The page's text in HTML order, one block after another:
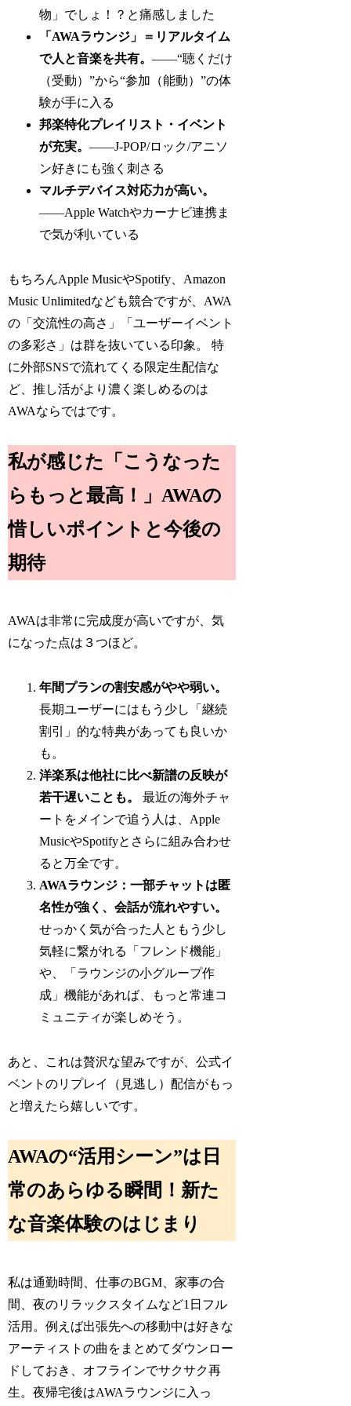
物」でしょ！？と痛感しました
「AWAラウンジ」＝リアルタイム
で人と音楽を共有。——“聴くだけ
（受動）”から“参加（能動）”の体
験が手に入る
邦楽特化プレイリスト・イベント
が充実。——J-POP/ロック/アニソ
ン好きにも強く刺さる
マルチデバイス対応力が高い。
——Apple Watchやカーナビ連携ま
で気が利いている
もちろんApple MusicやSpotify、Amazon
Music Unlimitedなども競合ですが、AWA
の「交流性の高さ」「ユーザーイベント
の多彩さ」は群を抜いている印象。 特
に外部SNSで流れてくる限定生配信な
ど、推し活がより濃く楽しめるのは
AWAならではです。
私が感じた「こうなった
らもっと最高！」AWAの
惜しいポイントと今後の
期待
AWAは非常に完成度が高いですが、気
になった点は３つほど。
年間プランの割安感がやや弱い。
長期ユーザーにはもう少し「継続
割引」的な特典があっても良いか
も。
洋楽系は他社に比べ新譜の反映が
若干遅いことも。
最近の海外チャ
ートをメインで追う人は、Apple
MusicやSpotifyとさらに組み合わせ
ると万全です。
AWAラウンジ：一部チャットは匿
名性が強く、会話が流れやすい。
せっかく気が合った人ともう少し
気軽に繋がれる「フレンド機能」
や、「ラウンジの小グループ作
成」機能があれば、もっと常連コ
ミュニティが楽しめそう。
あと、これは贅沢な望みですが、公式イ
ベントのリプレイ（見逃し）配信がもっ
と増えたら嬉しいです。
AWAの“活用シーン”は日
常のあらゆる瞬間！新た
な音楽体験のはじまり
私は通勤時間、仕事のBGM、家事の合
間、夜のリラックスタイムなど1日フル
活用。例えば出張先への移動中は好きな
アーティストの曲をまとめてダウンロー
ドしておき、オフラインでサクサク再
生。夜帰宅後はAWAラウンジに入っ